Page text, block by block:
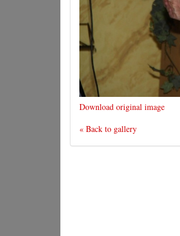
Download original image
« Back to gallery